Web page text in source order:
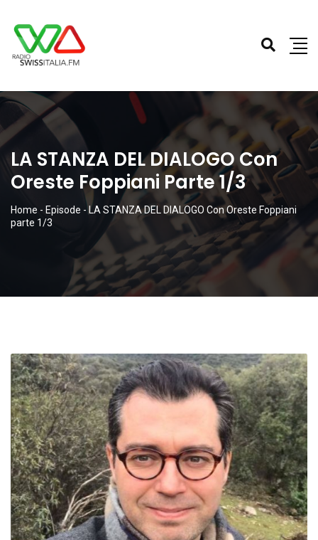
LA STANZA DEL DIALOGO Con
Oreste Foppiani Parte 1/3
Home - Episode -LA STANZA DEL DIALOGO Con Oreste Foppiani
parte 1/3